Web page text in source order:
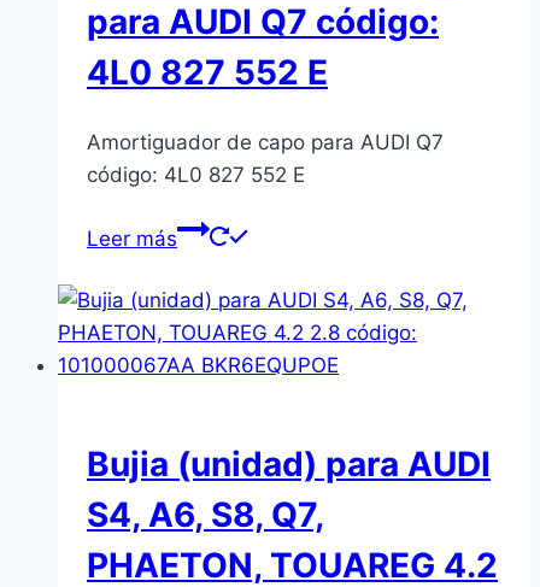
para AUDI Q7 código:
4L0 827 552 E
Amortiguador de capo para AUDI Q7
código: 4L0 827 552 E
Leer más
Bujia (unidad) para AUDI
S4, A6, S8, Q7,
PHAETON, TOUAREG 4.2